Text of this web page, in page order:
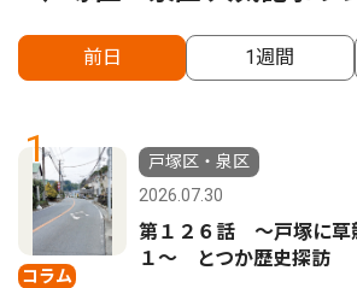
前日 1週間
1
コラム
戸塚区・泉区
2026.07.30
第１２６話 〜戸塚に草
１〜 とつか歴史探訪